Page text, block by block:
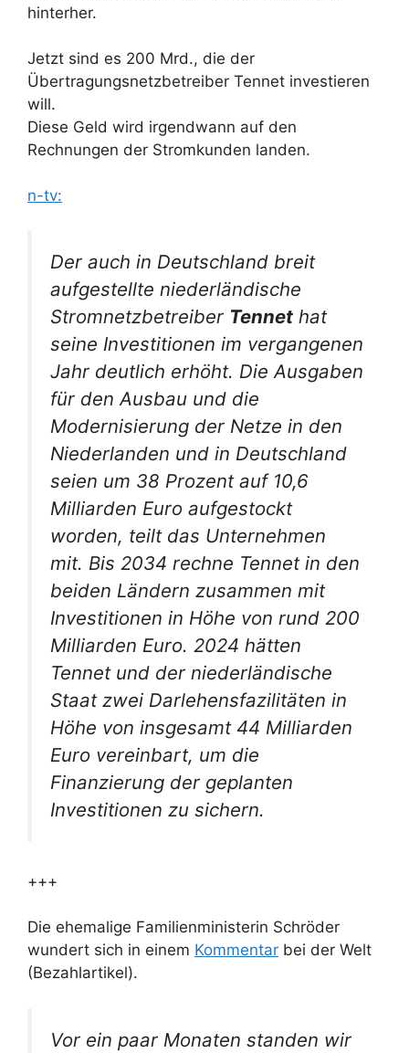
hinterher.
Jetzt sind es 200 Mrd., die der
Übertragungsnetzbetreiber Tennet investieren
will.
Diese Geld wird irgendwann auf den
Rechnungen der Stromkunden landen.
n-tv:
Der auch in Deutschland breit
aufgestellte niederländische
Stromnetzbetreiber Tennet hat
seine Investitionen im vergangenen
Jahr deutlich erhöht. Die Ausgaben
für den Ausbau und die
Modernisierung der Netze in den
Niederlanden und in Deutschland
seien um 38 Prozent auf 10,6
Milliarden Euro aufgestockt
worden, teilt das Unternehmen
mit. Bis 2034 rechne Tennet in den
beiden Ländern zusammen mit
Investitionen in Höhe von rund 200
Milliarden Euro. 2024 hätten
Tennet und der niederländische
Staat zwei Darlehensfazilitäten in
Höhe von insgesamt 44 Milliarden
Euro vereinbart, um die
Finanzierung der geplanten
Investitionen zu sichern.
+++
Die ehemalige Familienministerin Schröder
wundert sich in einem Kommentar bei der Welt
(Bezahlartikel).
Vor ein paar Monaten standen wir